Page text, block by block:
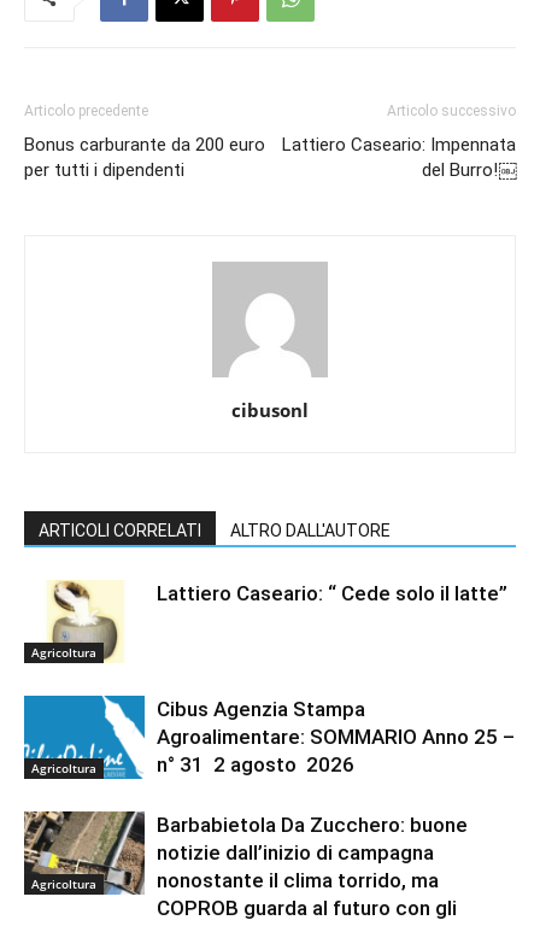
Articolo precedente
Bonus carburante da 200 euro
per tutti i dipendenti
Articolo successivo
Lattiero Caseario: Impennata
del Burro!￼
cibusonl
ARTICOLI CORRELATI ALTRO DALL'AUTORE
Agricoltura
Lattiero Caseario: “ Cede solo il latte”
Agricoltura
Cibus Agenzia Stampa
Agroalimentare: SOMMARIO Anno 25 –
n° 31 2 agosto 2026
Agricoltura
Barbabietola Da Zucchero: buone
notizie dall’inizio di campagna
nonostante il clima torrido, ma
COPROB guarda al futuro con gli